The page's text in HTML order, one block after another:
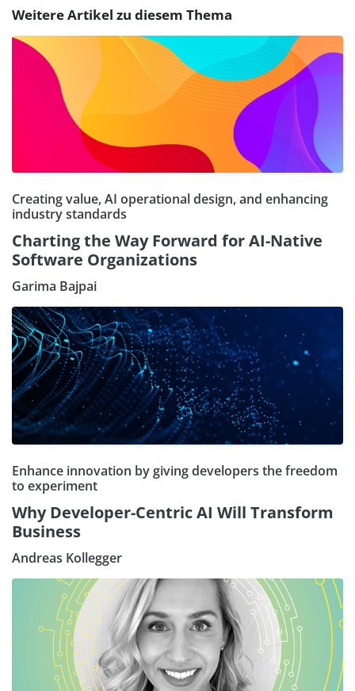
Weitere Artikel zu diesem Thema
Creating value, AI operational design, and enhancing
industry standards
Charting the Way Forward for AI-Native
Software Organizations
Garima Bajpai
Enhance innovation by giving developers the freedom
to experiment
Why Developer-Centric AI Will Transform
Business
Andreas Kollegger